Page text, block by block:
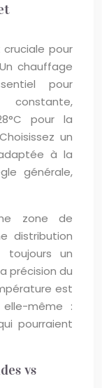
pour
chauffage
pour
pour la
un
à la
générale,
zone de
distribution
toujours un
précision du
est
même :
pourraient
vs